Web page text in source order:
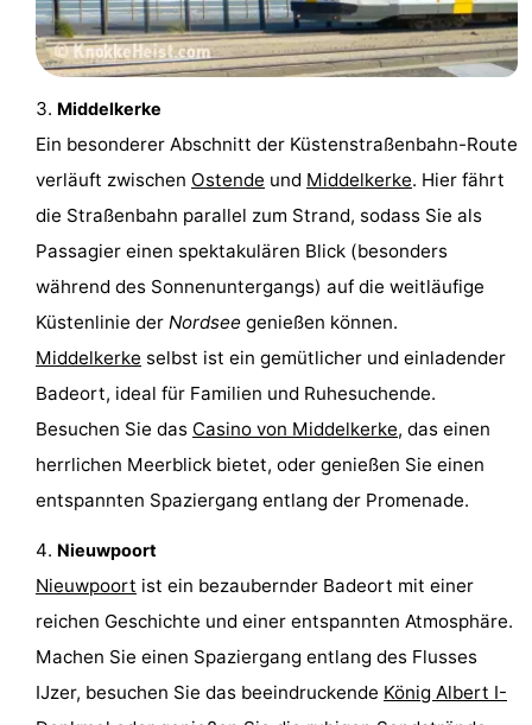
Adressen
Region
Zeeuws-
Nieuwvliet
Cadzand
Het
Gent
Ypern
Die
Natur
Middelkerke
Ein besonderer Abschnitt der Küstenstraßenbahn-Route
verläuft zwischen Ostende und Middelkerke. Hier fährt
die Straßenbahn parallel zum Strand, sodass Sie als
Passagier einen spektakulären Blick (besonders
während des Sonnenuntergangs) auf die weitläufige
Küstenlinie der Nordsee genießen können.
Middelkerke selbst ist ein gemütlicher und einladender
Badeort, ideal für Familien und Ruhesuchende.
Besuchen Sie das Casino von Middelkerke, das einen
herrlichen Meerblick bietet, oder genießen Sie einen
entspannten Spaziergang entlang der Promenade.
Nieuwpoort
Nieuwpoort ist ein bezaubernder Badeort mit einer
reichen Geschichte und einer entspannten Atmosphäre.
Machen Sie einen Spaziergang entlang des Flusses
IJzer, besuchen Sie das beeindruckende König Albert I-